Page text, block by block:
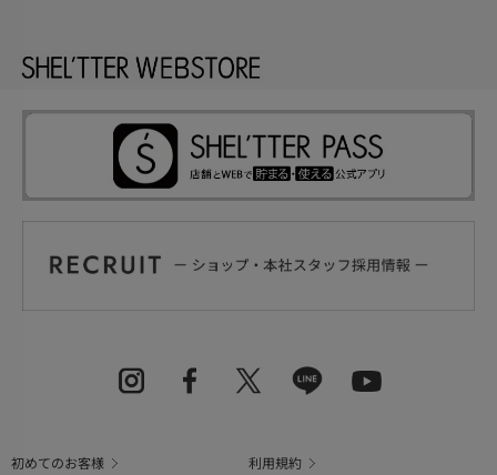
初めてのお客様 利用規約